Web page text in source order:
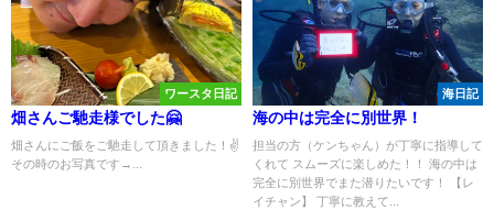
ワースタ日記
畑さんご馳走様でした🤗
畑さんにご飯をご馳走して頂きました！✌️
その時のお写真です→...
海日記
海の中は完全に別世界！
担当の方（ケンちゃん）が丁寧に指導して
くれて スムーズに楽しめた！！ 海の中は
完全に別世界でまた潜りたいです！ 【レ
イチャン】 丁寧に教えて...